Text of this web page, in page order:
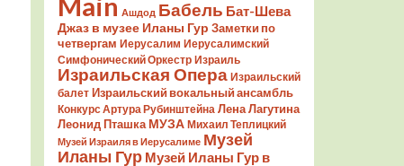
Ашдод Бабель Бат-Шева
Джаз в музее Иланы Гур Заметки по
четвергам Иерусалим Иерусалимский
Симфонический Оркестр Израиль
Израильская Опера Израильский
балет Израильский вокальный ансамбль
Конкурс Артура Рубинштейна Лена Лагутина
Леонид Пташка МУЗА Михаил Теплицкий
Музей Израиля в Иерусалиме Музей
Иланы Гур Музей Иланы Гур в